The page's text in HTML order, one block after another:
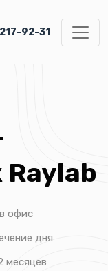
92-31
офис
дня
месяцев